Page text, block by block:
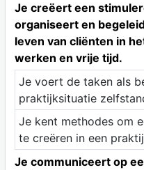
Je creëert een
organiseert en
leven van cliënten in
werken en vrije tijd.
Je voert de taken als
praktijksituatie
Je kent methodes om
te creëren in een
Je communiceert op